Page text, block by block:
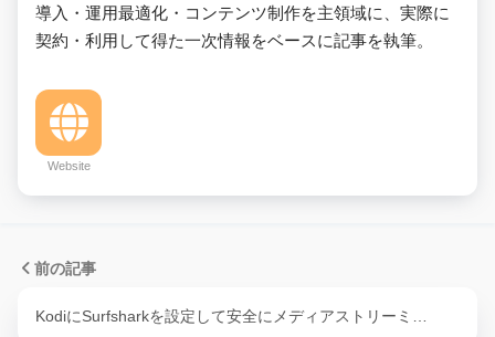
導入・運用最適化・コンテンツ制作を主領域に、実際に
契約・利用して得た一次情報をベースに記事を執筆。
Website
前の記事
KodiにSurfsharkを設定して安全にメディアストリーミ…